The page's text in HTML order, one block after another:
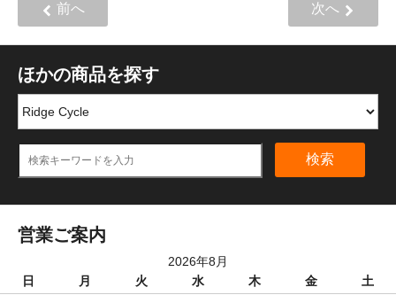
前へ 次へ
ほかの商品を探す
検索
営業ご案内
2026年8月
日
月 火 水 木 金
土